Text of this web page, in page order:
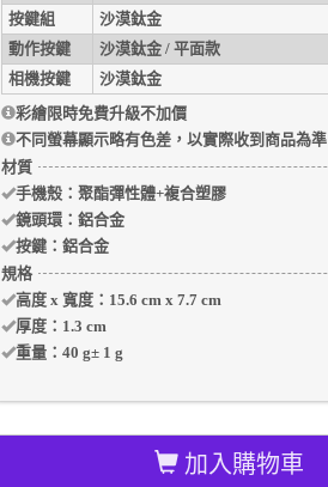
按鍵組
沙漠鈦金
動作按鍵
沙漠鈦金 / 平面款
相機按鍵
沙漠鈦金
彩繪限時免費升級不加價
不同螢幕顯示略有色差，以實際收到商品為準
材質
手機殼：聚酯彈性體+複合塑膠
鏡頭環： 鋁合金
按鍵： 鋁合金
規格
高度 x 寬度： 15.6 cmx 7.7 cm
厚度： 1.3 cm
重量： 40 g±1 g
加入購物車